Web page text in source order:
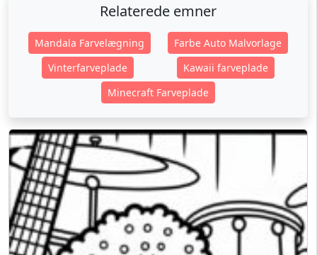
Relaterede emner
Mandala Farvelægning
Farbe Auto Malvorlage
Vinterfarveplade
Kawaii farveplade
Minecraft Farveplade